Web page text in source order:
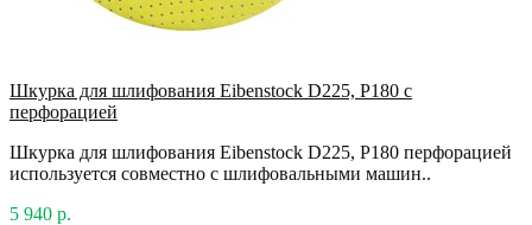
Шкурка для шлифования Eibenstock D225, P180 с
перфорацией
Шкурка для шлифования Eibenstock D225, P180 перфорацией
используется совместно с шлифовальными машин..
5 940 р.